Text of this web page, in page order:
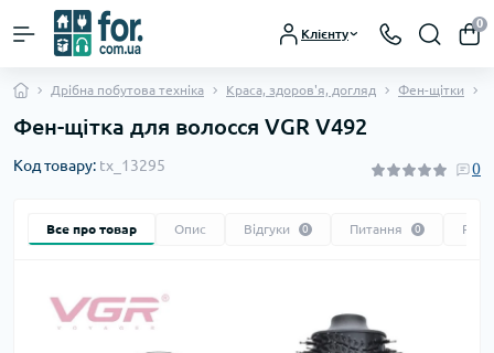
Клієнту
0
Дрібна побутова техніка Краса, здоров'я, догляд Фен-щітки
Фен-щітка для волосся VGR V492
Код товару: tx_13295 0
Все про товар Опис Відгуки 0 Питання 0